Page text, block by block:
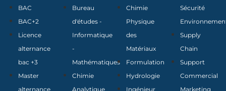
BAC
BAC+2
Licence
alternance
bac +3
Master
alternance
Bureau
d'études -
Informatique
-
Mathématiques
Chimie
Analytique
Chimie
Physique
des
Matériaux
Formulation
Hydrologie
Ingénieur
Sécurité
Supply
Chain
Support
Commercial
Marketing